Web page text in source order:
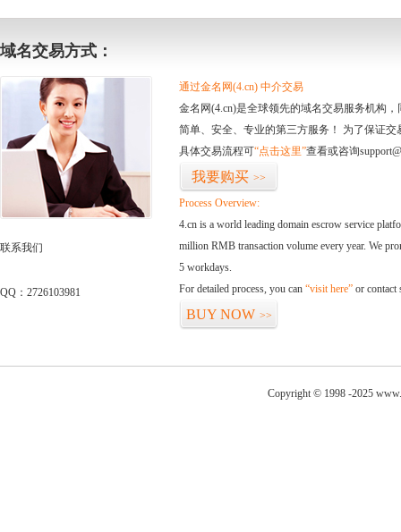
域名交易方式：
联系我们
QQ：2726103981
通过金名网(4.cn) 中介交易
金名网(4.cn)是全球领先的域名交易服务机构
简单、安全、专业的第三方服务！ 为了保证
具体交易流程可“点击这里”查看或咨询
我要购买 >>
Process Overview:
4.cn is a world leading domain escrow service
million RMB transaction volume every year. We
5 workdays.
For detailed process, you can “visit here” or contact
BUY NOW >>
Copyright © 1998 -2025